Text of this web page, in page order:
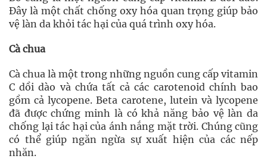
Đây là một chất chống oxy hóa quan trọng giúp bảo
vệ làn da khỏi tác hại của quá trình oxy hóa.
Cà chua
Cà chua là một trong những nguồn cung cấp vitamin
C dồi dào và chứa tất cả các carotenoid chính bao
gồm cả lycopene. Beta carotene, lutein và lycopene
đã được chứng minh là có khả năng bảo vệ làn da
chống lại tác hại của ánh nắng mặt trời. Chúng cũng
có thể giúp ngăn ngừa sự xuất hiện của các nếp
nhăn.